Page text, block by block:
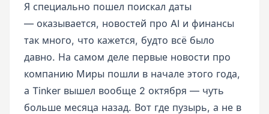
Я специально пошел поискал даты
— оказывается, новостей про AI и финансы
так много, что кажется, будто всё было
давно. На самом деле первые новости про
компанию Миры пошли в начале этого года,
а Tinker вышел вообще 2 октября — чуть
больше месяца назад. Вот где пузырь, а не в